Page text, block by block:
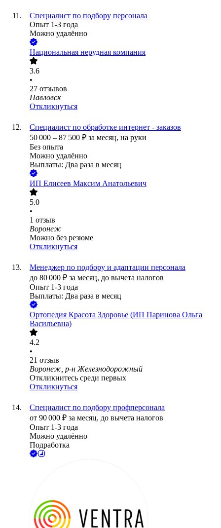
Специалист по подбору персонала
Опыт 1-3 года
Можно удалённо
Национальная нерудная компания
3.6
•
27 отзывов
Павловск
Откликнуться
Специалист по обработке интернет - заказов
50 000 – 87 500 ₽ за месяц, на руки
Без опыта
Можно удалённо
Выплаты: Два раза в месяц
ИП Елисеев Максим Анатольевич
5.0
•
1 отзыв
Воронеж
Можно без резюме
Откликнуться
Менеджер по подбору и адаптации персонала
до 80 000 ₽ за месяц, до вычета налогов
Опыт 1-3 года
Выплаты: Два раза в месяц
Ортопедия Красота Здоровье (ИП Паринова Ольга
Васильевна)
4.2
•
21 отзыв
Воронеж, р-н Железнодорожный
Откликнитесь среди первых
Откликнуться
Специалист по подбору профперсонала
от 90 000 ₽ за месяц, до вычета налогов
Опыт 1-3 года
Можно удалённо
Подработка